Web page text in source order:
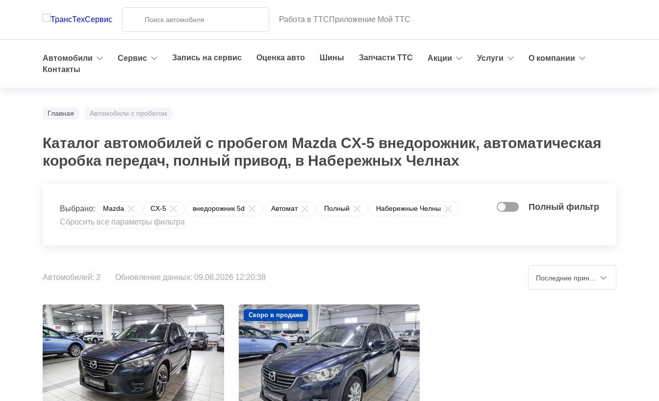
Работа в ТТСПриложение Мой ТТС
Автомобили Сервис Запись на сервис Оценка авто Шины Запчасти ТТС Акции Услуги
О компании
Контакты
Главная Автомобили с пробегом
Каталог автомобилей с пробегом Mazda CX-5 внедорожник, автоматическая
коробка передач, полный привод, в Набережных Челнах
Выбрано: Mazda CX-5 внедорожник 5d Автомат Полный Набережные Челны
Сбросить все параметры фильтра
Полный фильтр
Автомобилей: 2 Обновление данных: 09.08.2026 12:20:38
Скоро в продаже